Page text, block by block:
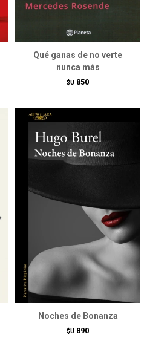
Qué ganas de no verte
nunca más
$U 850
Noches de Bonanza
$U 890